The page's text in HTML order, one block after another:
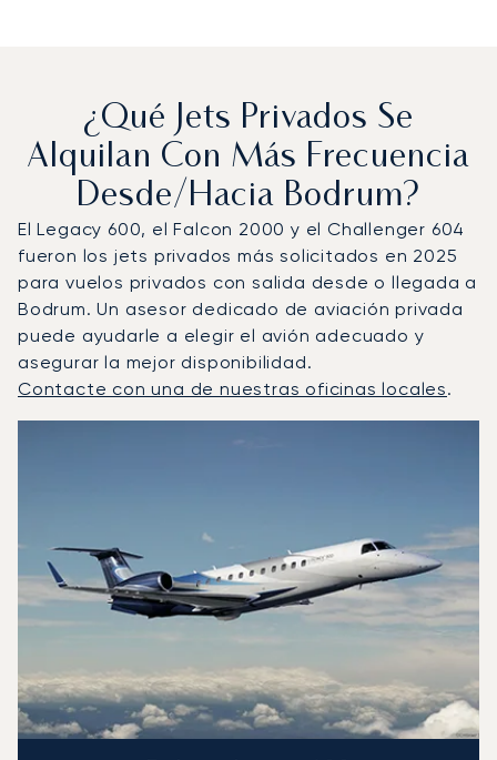
¿Qué Jets Privados Se
Alquilan Con Más Frecuencia
Desde/hacia Bodrum?
El Legacy 600, el Falcon 2000 y el Challenger 604
fueron los jets privados más solicitados en 2025
para vuelos privados con salida desde o llegada a
Bodrum. Un asesor dedicado de aviación privada
puede ayudarle a elegir el avión adecuado y
asegurar la mejor disponibilidad.
Contacte con una de nuestras oficinas locales.